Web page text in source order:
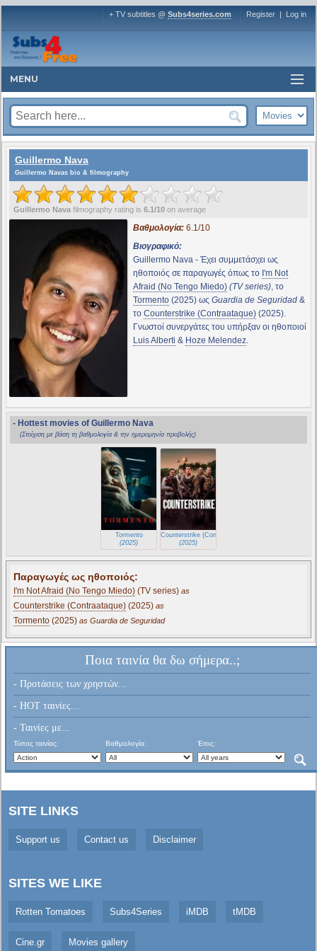
+ TV subtitles @ Subs4series.com Register | Log in
MENU
Guillermo Nava
Guillermo Navas bio & filmography
Guillermo Nava filmography rating is 6.1/10 on average
Βαθμολογία:6.1/10
Βιογραφικό:
Guillermo Nava - Έχει συμμετάσχει ως
ηθοποιός σε παραγωγές όπως το I'm Not
Afraid (No Tengo Miedo) (TV series), το
Tormento(2025) ως Guardia de Seguridad&
το Counterstrike (Contraataque)(2025).
Γνωστοί συνεργάτες του υπήρξαν οι ηθοποιοί
Luis Alberti & Hoze Melendez.
- Hottest movies of Guillermo Nava
(Στοίχιση με βάση τη βαθμολογία & την ημερομηνία προβολής)
Tormento
(2025)
Counterstrike (Contraataque)
(2025)
Παραγωγές ως ηθοποιός:
I'm Not Afraid (No Tengo Miedo) (TV series) as
Counterstrike (Contraataque) (2025) as
Tormento (2025) as Guardia de Seguridad
Ποια ταινία θα δω σήμερα..;
- Προτάσεις των χρηστών...
- HOT ταινίες...
- Ταινίες με...
Τύπος ταινίας: Βαθμολογία: Έτος:
SITE LINKS
Support us Contact us Disclaimer
SITES WE LIKE
Rotten Tomatoes Subs4Series iMDB tMDB
Cine.gr Movies gallery